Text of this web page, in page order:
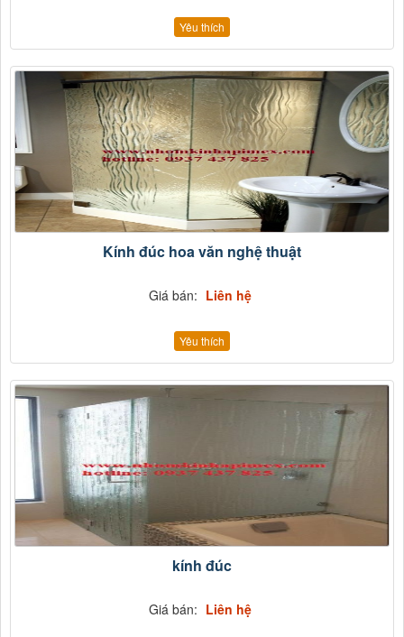
Yêu thích
Kính đúc hoa văn nghệ thuật
Giá bán: Liên hệ
Yêu thích
kính đúc
Giá bán: Liên hệ